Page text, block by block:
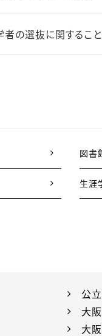
者の選抜に関すること
図書
生涯
公
大
大